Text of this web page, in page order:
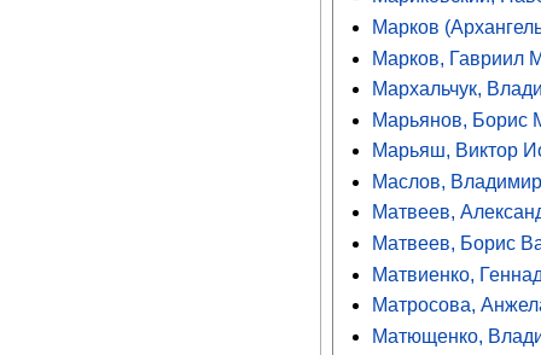
Марков
Марков, Гавриил
Мархальчук,
Марьянов, Борис
Марьяш, Виктор
Маслов,
Матвеев,
Матвеев, Борис
Матвиенко,
Матросова,
Матющенко,